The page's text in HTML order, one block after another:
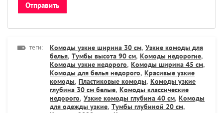
теги: Комоды узкие ширина 30 см, Узкие комоды для
белья, Тумбы высота 90 см, Комоды недорогие,
Комоды узкие недорого, Комоды ширина 45 см,
Комоды для белья недорого, Красивые узкие
комоды, Пластиковые комоды, Комоды узкие
глубина 30 см белые, Комоды классические
недорого, Узкие комоды глубина 40 см, Комоды
для одежды узкие, Тумбы глубиной 20 см,